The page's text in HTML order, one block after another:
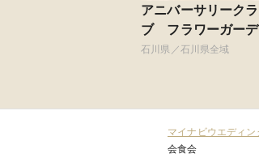
アニバーサリークラ
ブ フラワーガー
石川県／石川県全域
マイナビウエディン
会食会